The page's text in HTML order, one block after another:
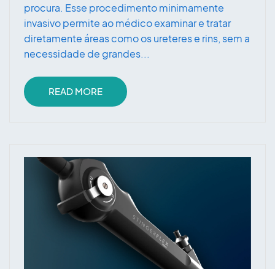
procura. Esse procedimento minimamente
invasivo permite ao médico examinar e tratar
diretamente áreas como os ureteres e rins, sem a
necessidade de grandes...
READ MORE